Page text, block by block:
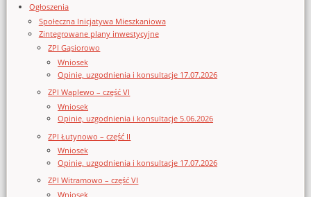
Ogłoszenia
Społeczna Inicjatywa Mieszkaniowa
Zintegrowane plany inwestycyjne
ZPI Gąsiorowo
Wniosek
Opinie, uzgodnienia i konsultacje 17.07.2026
ZPI Waplewo – część VI
Wniosek
Opinie, uzgodnienia i konsultacje 5.06.2026
ZPI Łutynowo – część II
Wniosek
Opinie, uzgodnienia i konsultacje 17.07.2026
ZPI Witramowo – część VI
Wniosek